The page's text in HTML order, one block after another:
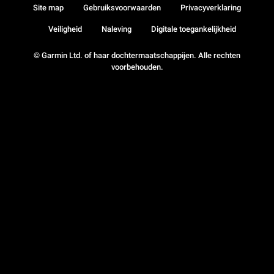
© Garmin Ltd. of haar dochtermaatschappijen. Alle rechten
voorbehouden.
Site map Gebruiksvoorwaarden Privacyverklaring
Veiligheid Naleving Digitale toegankelijkheid